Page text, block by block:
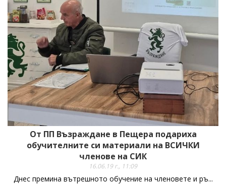
От ПП Възраждане в Пещера подариха
обучителните си материали на ВСИЧКИ
членове на СИК
16.06.19 г., 11:09
Днес премина вътрешното обучение на членовете и ръ...